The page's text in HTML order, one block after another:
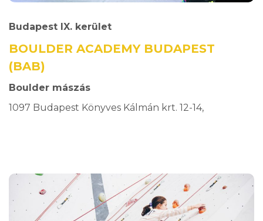
Budapest IX. kerület
BOULDER ACADEMY BUDAPEST
(BAB)
Boulder mászás
1097 Budapest Könyves Kálmán krt. 12-14,